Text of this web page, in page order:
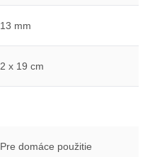
13 mm
2 x 19 cm
Pre domáce použitie